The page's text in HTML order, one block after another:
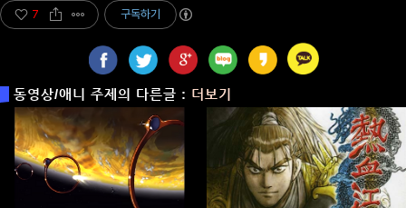
7 구독하기
동영상/애니 주제의 다른글 : 더보기